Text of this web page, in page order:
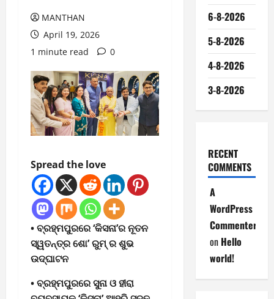
MANTHAN
April 19, 2026
1 minute read
0
Spread the love
• ବ୍ରହ୍ମପୁରରେ ‘କିସନା’ର ନୂତନ
ସ୍ୱତନ୍ତ୍ର ଶୋ’ ରୁମ୍ ର ଶୁଭ
ଉଦ୍ଘାଟନ
• ବ୍ରହ୍ମପୁରରେ ସୁନା ଓ ହୀରା
6-8-2026
5-8-2026
4-8-2026
3-8-2026
RECENT
COMMENTS
A
WordPress
Commenter
on Hello
world!